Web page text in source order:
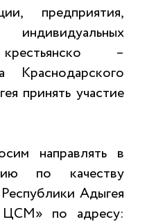
предприятия,
крестьянско –
Краснодарского
принять участие
направлять в
по качеству
Адыгея
ЦСМ» по адресу: